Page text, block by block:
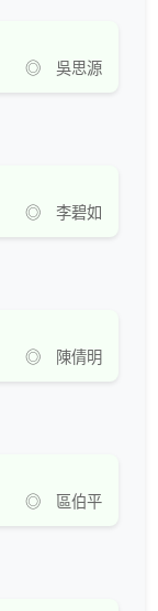
◎ 吳思源
◎ 李碧如
◎ 陳倩明
◎ 區伯平